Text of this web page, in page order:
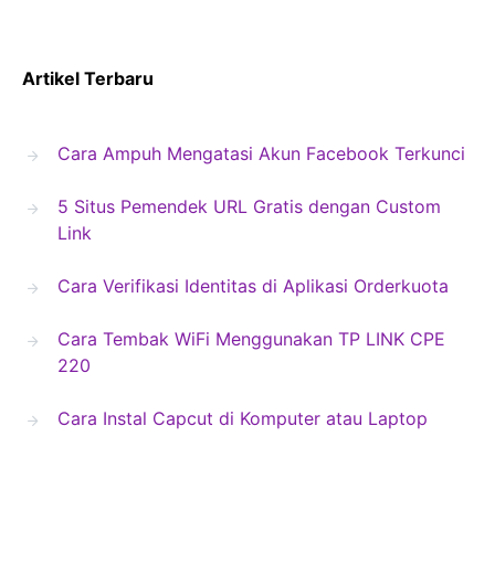
Artikel Terbaru
Cara Ampuh Mengatasi Akun Facebook Terkunci
5 Situs Pemendek URL Gratis dengan Custom
Link
Cara Verifikasi Identitas di Aplikasi Orderkuota
Cara Tembak WiFi Menggunakan TP LINK CPE
220
Cara Instal Capcut di Komputer atau Laptop